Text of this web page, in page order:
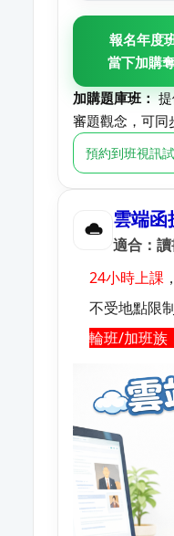
報名年度
當下加購
加購題庫班：提
審題觀念，可同
預約到班視訊
雲端函
適合：
24小時上課
不受地點限
輪班/加班族